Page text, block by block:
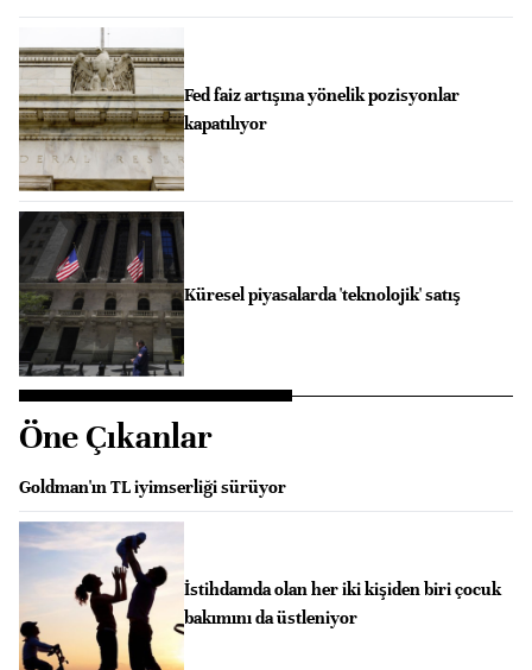
Fed faiz artışına yönelik pozisyonlar
kapatılıyor
Küresel piyasalarda 'teknolojik' satış
Öne Çıkanlar
Goldman'ın TL iyimserliği sürüyor
İstihdamda olan her iki kişiden biri çocuk
bakımını da üstleniyor